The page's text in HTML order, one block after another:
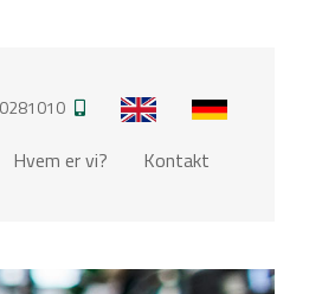
Hvem er vi? Kontakt